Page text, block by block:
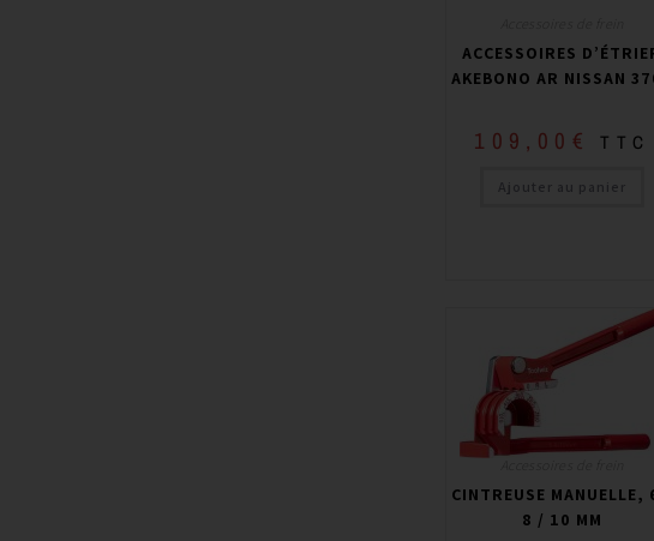
ACCESSOIRES
AKEBONO AR NISSAN
109,00 € TTC
Ajouter au panier
CINTREUSE MANUELLE,
8 / 10 MM